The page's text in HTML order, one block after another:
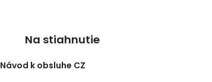
Na stiahnutie
Návod k obsluhe CZ